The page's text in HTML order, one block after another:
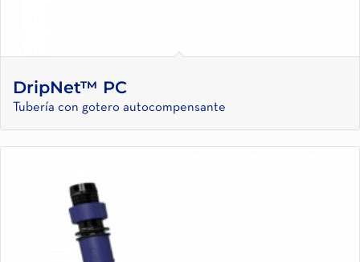
DripNet™ PC
Tubería con gotero autocompensante